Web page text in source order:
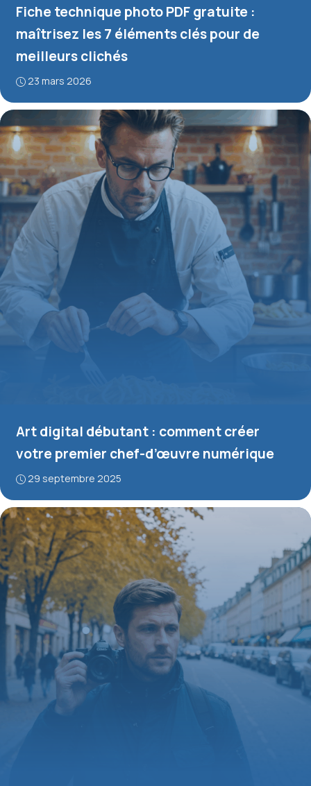
Fiche technique photo PDF gratuite :
maîtrisez les 7 éléments clés pour de
meilleurs clichés
23 mars 2026
Art digital débutant : comment créer
votre premier chef-d’œuvre numérique
29 septembre 2025